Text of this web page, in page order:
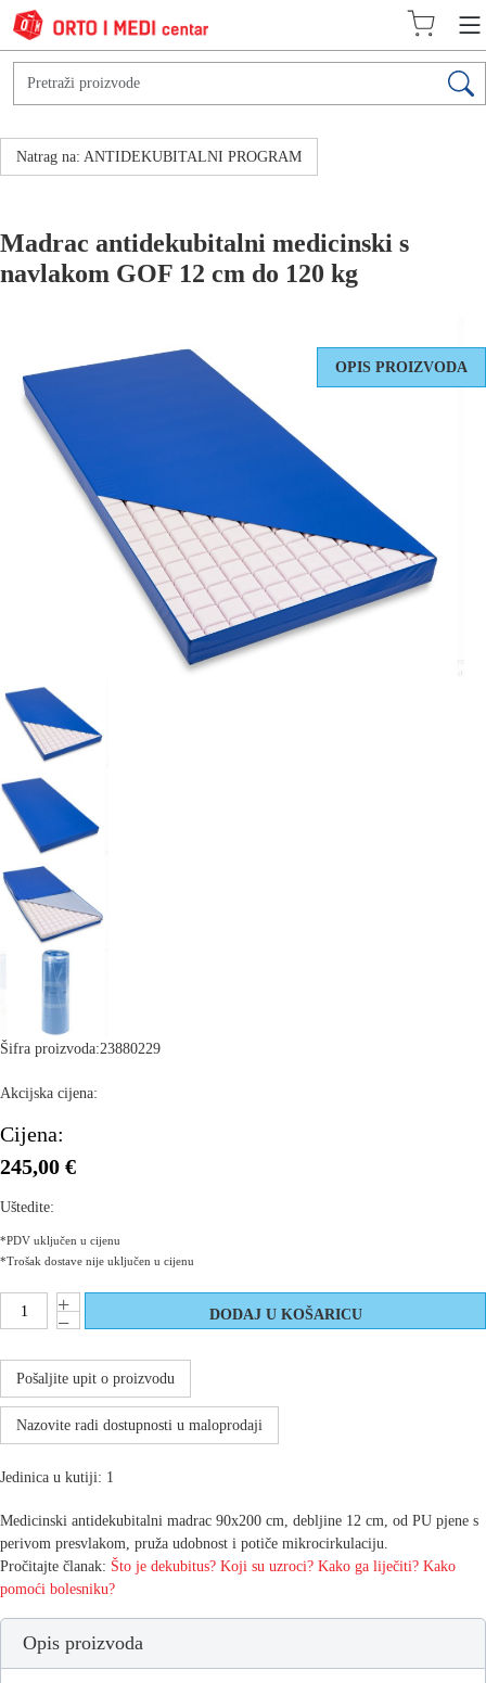
Natrag na: ANTIDEKUBITALNI PROGRAM
Madrac antidekubitalni medicinski s
navlakom GOF 12 cm do 120 kg
OPIS PROIZVODA
Šifra proizvoda:23880229
Akcijska cijena:
Cijena:
245,00 €
Uštedite:
*PDV uključen u cijenu
*Trošak dostave nije uključen u cijenu
Pošaljite upit o proizvodu
Nazovite radi dostupnosti u maloprodaji
Jedinica u kutiji: 1
Medicinski antidekubitalni madrac 90x200 cm, debljine 12 cm, od PU pjene s
perivom presvlakom, pruža udobnost i potiče mikrocirkulaciju.
Pročitajte članak: Što je dekubitus? Koji su uzroci? Kako ga liječiti? Kako
pomoći bolesniku?
Opis proizvoda